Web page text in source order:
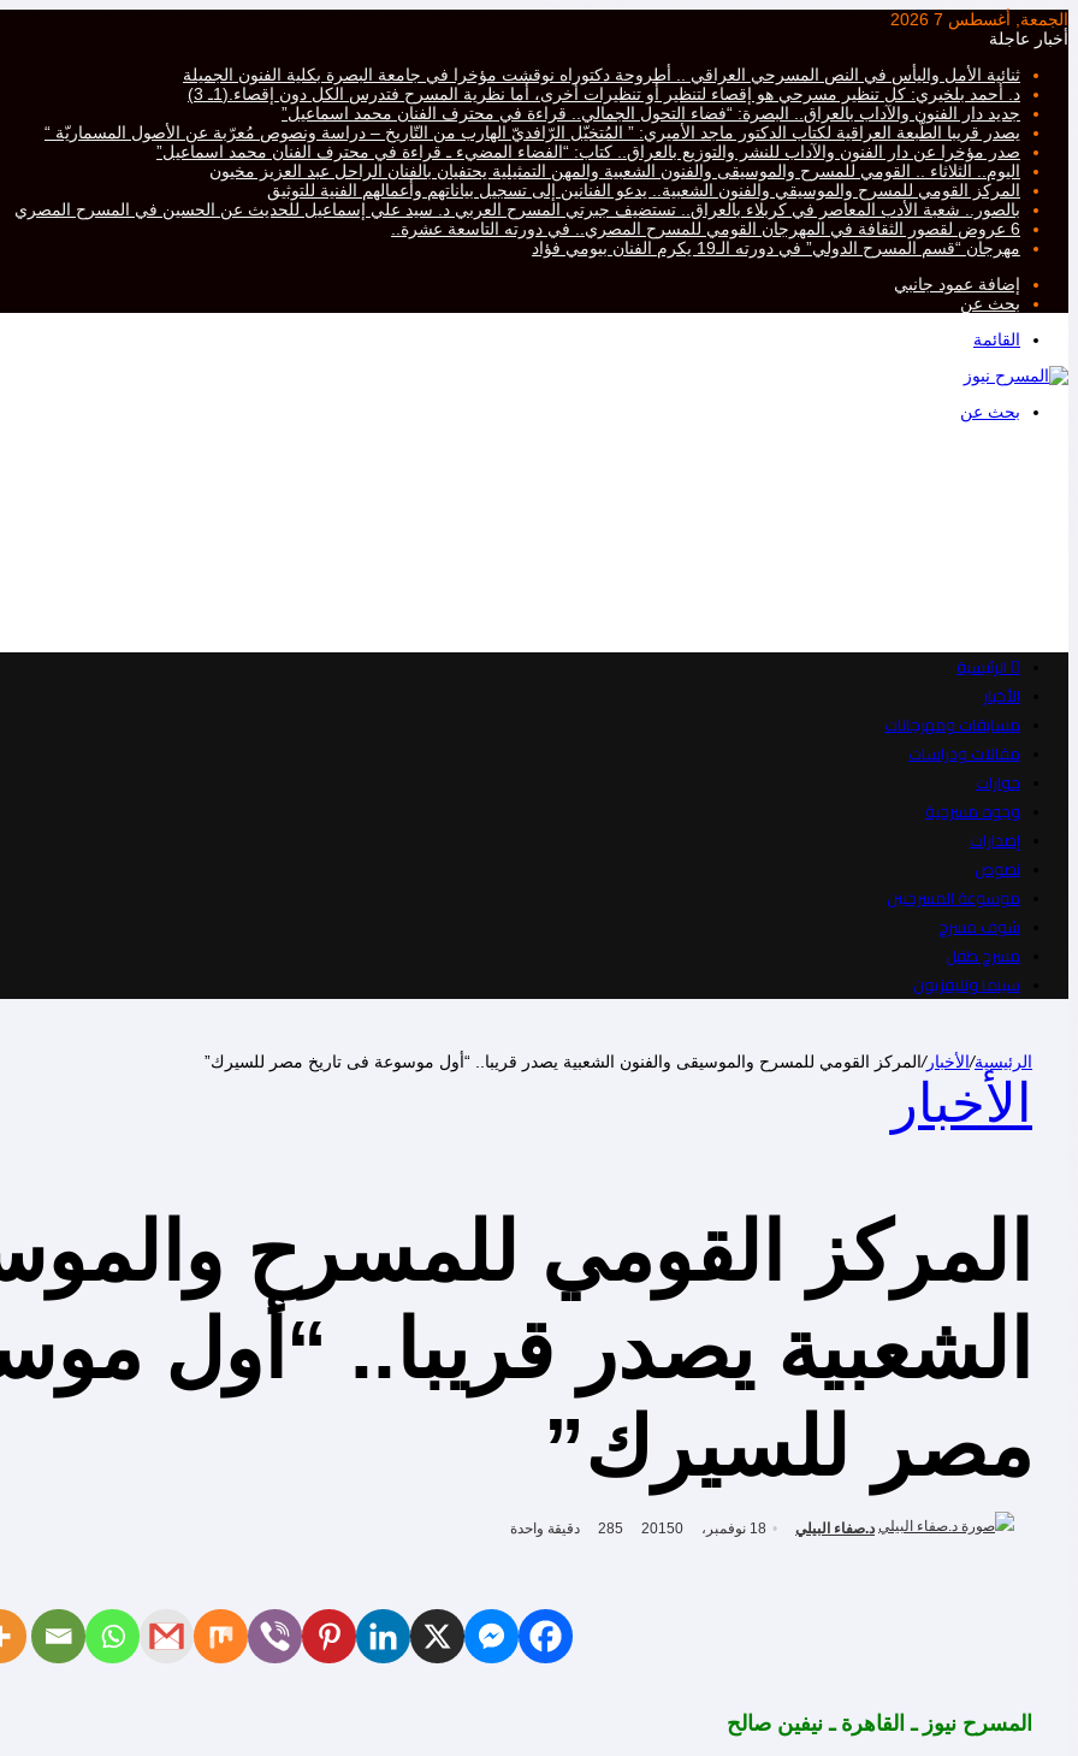
الجمعة, أغسطس 7 2026
أخبار عاجلة
ثنائية الأمل واليأس في النص المسرحي العراقي .. أطروحة دكتوراه نوقشت مؤخرا في جامعة البصرة بكلية الفنون الجميلة
د. أحمد بلخيري: كل تنظير مسرحي هو إقصاء لتنظير أو تنظيرات أخرى، أما نظرية المسرح فتدرس الكل دون إقصاء.(1ـ 3)
جديد دار الفنون والآداب بالعراق.. البصرة: “فضاء التحول الجمالي.. قراءة في محترف الفنان محمد اسماعيل”
يصدر قريبا الطّبعة العراقية لكتاب الدكتور ماجد الأميري: ” المُتخيّل الرّافديّ الهارب من التّاريخ – دراسة ونصوص مُعرّبة عن الأصول المسماريّة “
صدر مؤخرا عن دار الفنون والآداب للنشر والتوزيع بالعراق.. كتاب: “الفضاء المضيء ـ قراءة في محترف الفنان محمد اسماعيل”
اليوم.. الثلاثاء .. القومي للمسرح والموسيقى والفنون الشعبية والمهن التمثيلية يحتفيان بالفنان الراحل عبد العزيز مخيون
المركز القومي للمسرح والموسيقي والفنون الشعبية.. يدعو الفنانين إلى تسجيل بياناتهم وأعمالهم الفنية للتوثيق
بالصور.. شعبة الأدب المعاصر في كربلاء بالعراق.. تستضيف جبرتي المسرح العربي د. سيد علي إسماعيل للحديث عن الحسين في المسرح المصري
6 عروض لقصور الثقافة في المهرجان القومي للمسرح المصري.. في دورته التاسعة عشرة..
مهرجان “قسم المسرح الدولي” في دورته الـ19 يكرم الفنان بيومي فؤاد
إضافة عمود جانبي
بحث عن
القائمة
بحث عن
الرئيسية
الأخبار
مسابقات ومهرجانات
مقالات ودراسات
حوارات
وجوه مسرحية
إصدارات
نصوص
موسوعة المسرحيين
شوف مسرح
مسرح طفل
سينما وتليفزيون
الرئيسية/الأخبار/المركز القومي للمسرح والموسيقى والفنون الشعبية يصدر قريبا.. “أول موسوعة فى تاريخ مصر للسيرك”
الأخبار
المركز القومي للمسرح
الشعبية يصدر قريبا.. “أول
مصر للسيرك”
د.صفاء البيلي 18 نوفمبر، 2015 0 دقيقة واحدة
المسرح نيوز ـ القاهرة ـ نيفين صالح